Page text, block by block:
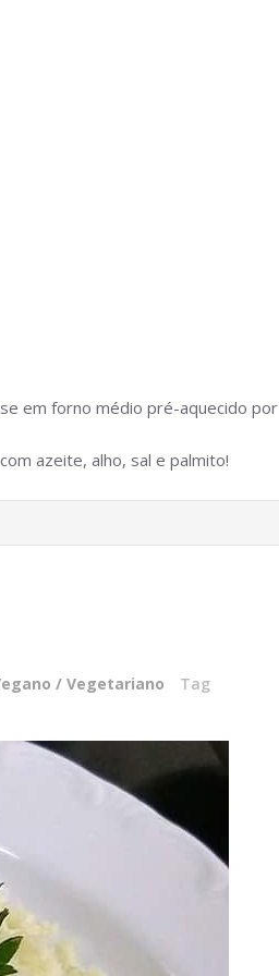
em forno médio pré-aquecido por
azeite, alho, sal e palmito!
/ Vegetariano
Tag